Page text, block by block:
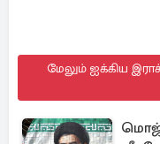
மேலும் ஐக்கிய